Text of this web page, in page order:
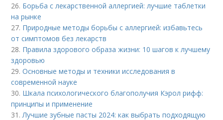
26. Борьба с лекарственной аллергией: лучшие таблетки
на рынке
27. Природные методы борьбы с аллергией: избавьтесь
от симптомов без лекарств
28. Правила здорового образа жизни: 10 шагов к лучшему
здоровью
29.Основные методы и техники исследования в
современной науке
30. Шкала психологического благополучия Кэрол рифф:
принципы и применение
31. Лучшие зубные пасты 2024: как выбрать подходящую